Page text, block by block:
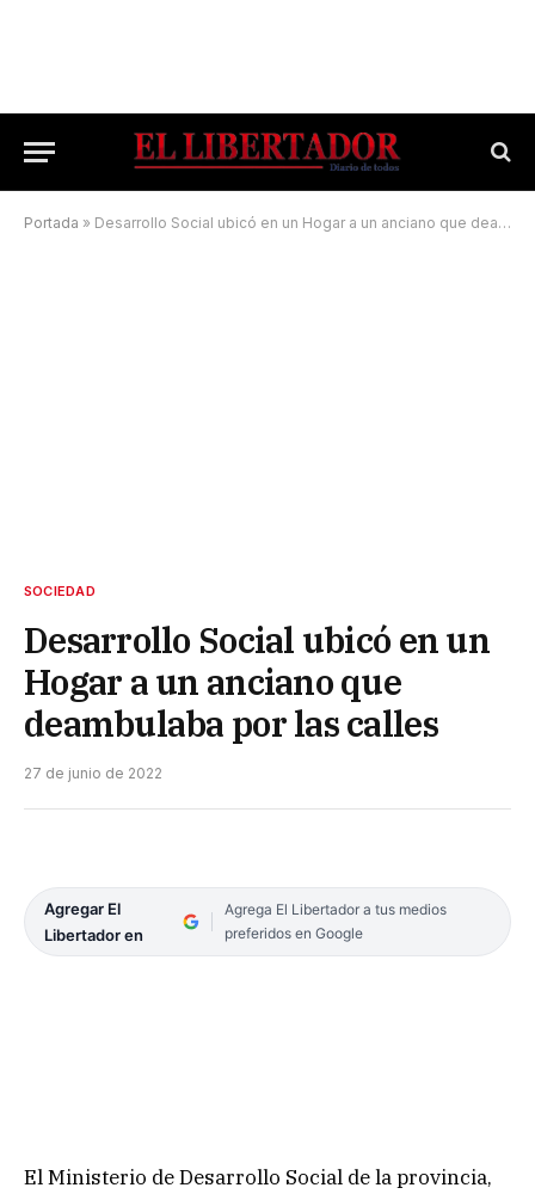
Portada » Desarrollo Social ubicó en un Hogar a un anciano que deambulaba por las calles
SOCIEDAD
Desarrollo Social ubicó en un
Hogar a un anciano que
deambulaba por las calles
27 de junio de 2022
Agregar El
Libertador en
Agrega El Libertador a tus medios
preferidos en Google
El Ministerio de Desarrollo Social de la provincia,